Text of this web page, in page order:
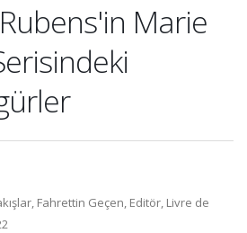
Marie
Fahrettin Geçen, Editör, Livre de